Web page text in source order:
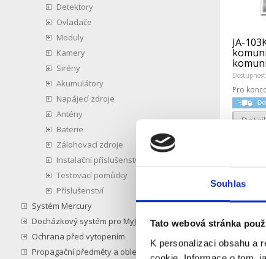
Souhlas
Tato webová stránka
K personalizaci obsahu a
Detektory
Ovladače
Moduly
Kamery
Sirény
Akumulátory
Napájecí zdroje
Antény
Baterie
Zálohovací zdroje
Instalační příslušenství
Testovací pomůcky
Příslušenství
Systém Mercury
Docházkový systém pro MyJablotron
Ochrana před vytopením
Propagační předměty a oblečení
JA-
Dostupnost:
Pro
Detail